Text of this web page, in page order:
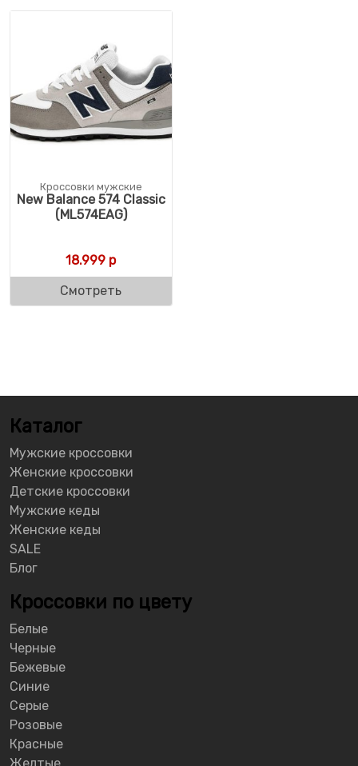
Кроссовки мужские
New Balance 574 Classic
(ML574EAG)
18.999 р
Смотреть
Каталог
Мужские кроссовки
Женские кроссовки
Детские кроссовки
Мужские кеды
Женские кеды
SALE
Блог
Кроссовки по цвету
Белые
Черные
Бежевые
Синие
Серые
Розовые
Красные